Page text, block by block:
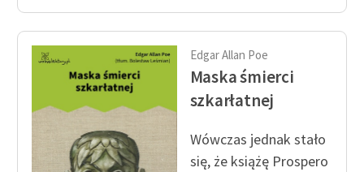
Edgar Allan Poe
Maska śmierci
szkarłatnej
Wówczas jednak stało
się, że książę Prospero